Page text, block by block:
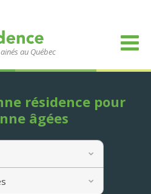
au Québec
résidence pour
âgées